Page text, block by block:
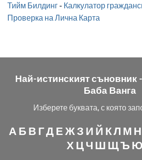
Тийм Билдинг- Калкулатор
Проверка на Лична Карта
Най-истинският съновник -
Баба Ванга
Изберете буквата, с която
А Б В ГДЕЖЗ И Й КЛ М Н
Х ЦЧ Ш ЩЪЮ